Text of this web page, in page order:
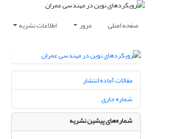
صفحه اصلی مرور اطلاعات نشریه
مقالات آماده انتشار
شماره جاری
شماره‌های پیشین نشریه